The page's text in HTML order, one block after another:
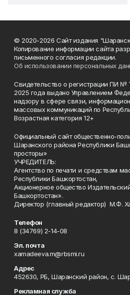
© 2020-2026 Сайт издания
Копирование информации сайта
письменного согласия редакции.
Об использовании персональных
Свидетельство о регистрации ПИ №
2025 года выдано Управлением
надзору в сфере связи,
массовых коммуникаций по
Возрастная категория 12+
Официальный сайт общественно-
Шаранского района Республики
просторы»
УЧРЕДИТЕЛЬ:
Агентство по печати и средствам
Республики Башкортостан,
Акционерное общество
Башкортостан».
Директор (главный редактор) М.Ф.
Телефон
8 (34769) 2-14-08
Эл. почта
xamadeeva.m@rbsmi.ru
Адрес
452630, РБ, Шаранский район, с.
Рекламная служба